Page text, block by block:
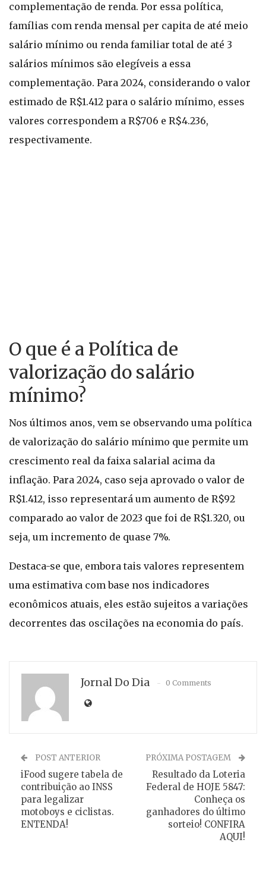
complementação de renda. Por essa política,
famílias com renda mensal per capita de até meio
salário mínimo ou renda familiar total de até 3
salários mínimos são elegíveis a essa
complementação. Para 2024, considerando o valor
estimado de R$1.412 para o salário mínimo, esses
valores correspondem a R$706 e R$4.236,
respectivamente.
O que é a Política de
valorização do salário
mínimo?
Nos últimos anos, vem se observando uma política
de valorização do salário mínimo que permite um
crescimento real da faixa salarial acima da
inflação. Para 2024, caso seja aprovado o valor de
R$1.412, isso representará um aumento de R$92
comparado ao valor de 2023 que foi de R$1.320, ou
seja, um incremento de quase 7%.
Destaca-se que, embora tais valores representem
uma estimativa com base nos indicadores
econômicos atuais, eles estão sujeitos a variações
decorrentes das oscilações na economia do país.
Jornal Do Dia 0 Comments
POST ANTERIOR
iFood sugere tabela de
contribuição ao INSS
para legalizar
motoboys e ciclistas.
ENTENDA!
PRÓXIMA POSTAGEM
Resultado da Loteria
Federal de HOJE 5847:
Conheça os
ganhadores do último
sorteio! CONFIRA
AQUI!